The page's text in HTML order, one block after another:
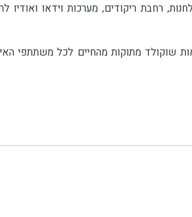
כמו כן, תוכלו ליהנות מתפריט קייטרינג חלבי או כל תפריט אחר בהתאמה אישית. הבונוס של